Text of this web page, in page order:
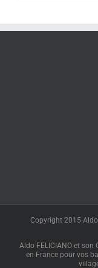
Copyright 2015 Aldo
Aldo FELICIANO et
en France pour vos